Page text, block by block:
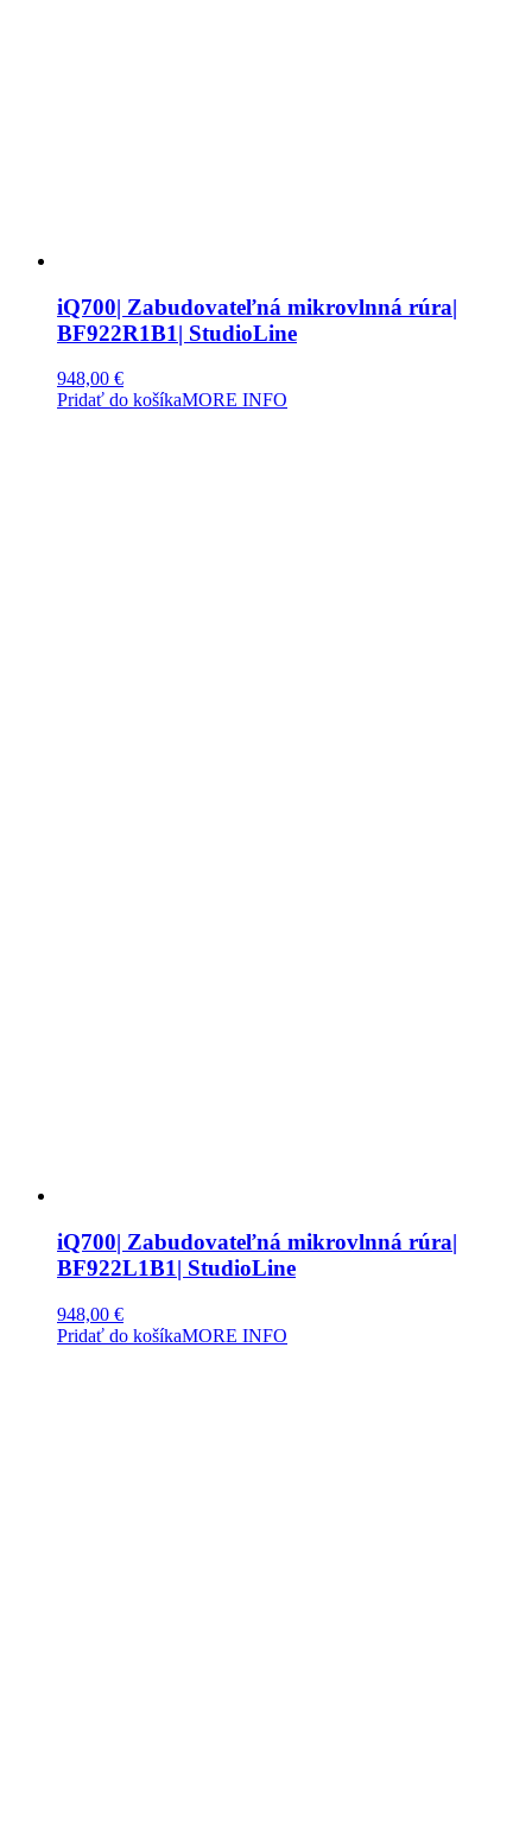
iQ700| Zabudovateľná mikrovlnná rúra|
BF922R1B1| StudioLine
948,00 €
Pridať do košíkaMORE INFO
iQ700| Zabudovateľná mikrovlnná rúra|
BF922L1B1| StudioLine
948,00 €
Pridať do košíkaMORE INFO